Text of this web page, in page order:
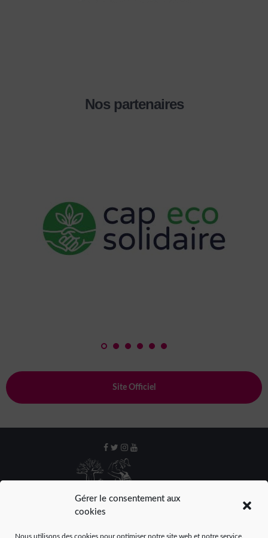
Gérer le consentement aux
cookies
Nous utilisons des cookies pour optimiser notre site web et notre service.
Nos partenaires
Site Officiel